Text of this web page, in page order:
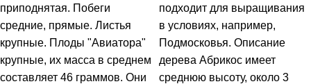
приподнятая. Побеги
средние, прямые. Листья
крупные. Плоды "Авиатора"
крупные, их масса в среднем
составляет 46 граммов. Они
подходит для выращивания
в условиях, например,
Подмосковья. Описание
дерева Абрикос имеет
среднюю высоту, около 3